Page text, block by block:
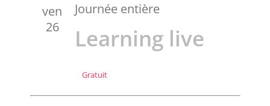
ven
26
Journée entière
Learning live
Gratuit